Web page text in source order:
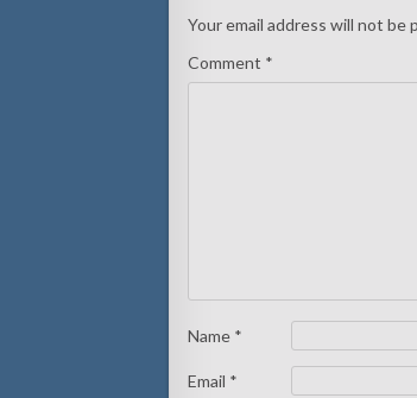
Your email address will not be
Comment *
Name *
Email *